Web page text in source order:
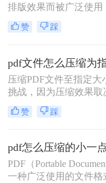
排版效果而被广泛使用
件过大可能会给传输和
便。因此，压缩PDF文
本文将介绍四种常用的
的方法，帮助您根据不
最合适的方式。
赞 踩
压缩PDF文件至指定大
挑战，因为压缩效果取
的内容、图像质量、嵌
个因素。然而，通过一
接近目标大小。那么
为指定大小呢？以下是
法来实现这一目标。
赞 踩
PDF（Portable
一种广泛使用的文件格